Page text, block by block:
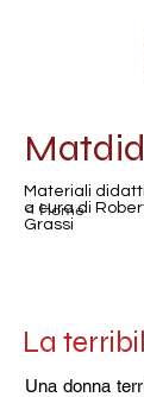
Matdid
Materiali
a cura di
Grassi
< Home
La
Una donna